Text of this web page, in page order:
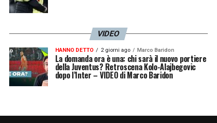
VIDEO
HANNO DETTO 2 giorni ago Marco Baridon
La domanda ora è una: chi sarà il nuovo portiere
della Juventus? Retroscena Kolo-Alajbegovic
dopo l’Inter – VIDEO di Marco Baridon